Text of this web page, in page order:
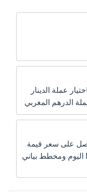
عملة الدينار
الدرهم المغربي
على سعر قيمة
المبلغ وسعر تحويل KWD إلى MAD اليوم ومخطط بياني